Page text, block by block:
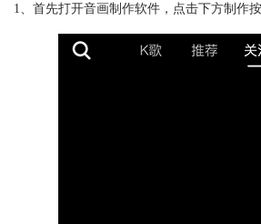
1、首先打开音画制作软件，点击下方制作按